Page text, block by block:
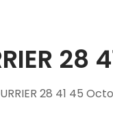
28
28 41 45